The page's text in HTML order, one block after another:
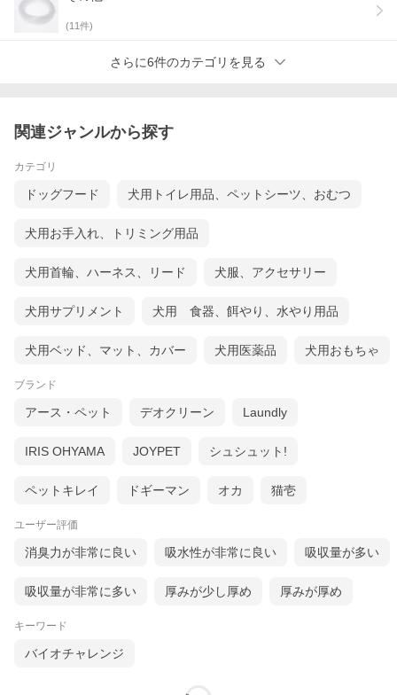
(11件)
さらに6件のカテゴリを見る
関連ジャンルから探す
カテゴリ
ドッグフード 犬用トイレ用品、ペットシーツ、おむつ
犬用お手入れ、トリミング用品
犬用首輪、ハーネス、リード 犬服、アクセサリー
犬用サプリメント 犬用 食器、餌やり、水やり用品
犬用ベッド、マット、カバー 犬用医薬品 犬用おもちゃ
ブランド
アース・ペット デオクリーン Laundly
IRIS OHYAMA JOYPET シュシュット!
ペットキレイ ドギーマン オカ 猫壱
ユーザー評価
消臭力が非常に良い 吸水性が非常に良い 吸収量が多い
吸収量が非常に多い 厚みが少し厚め 厚みが厚め
キーワード
バイオチャレンジ